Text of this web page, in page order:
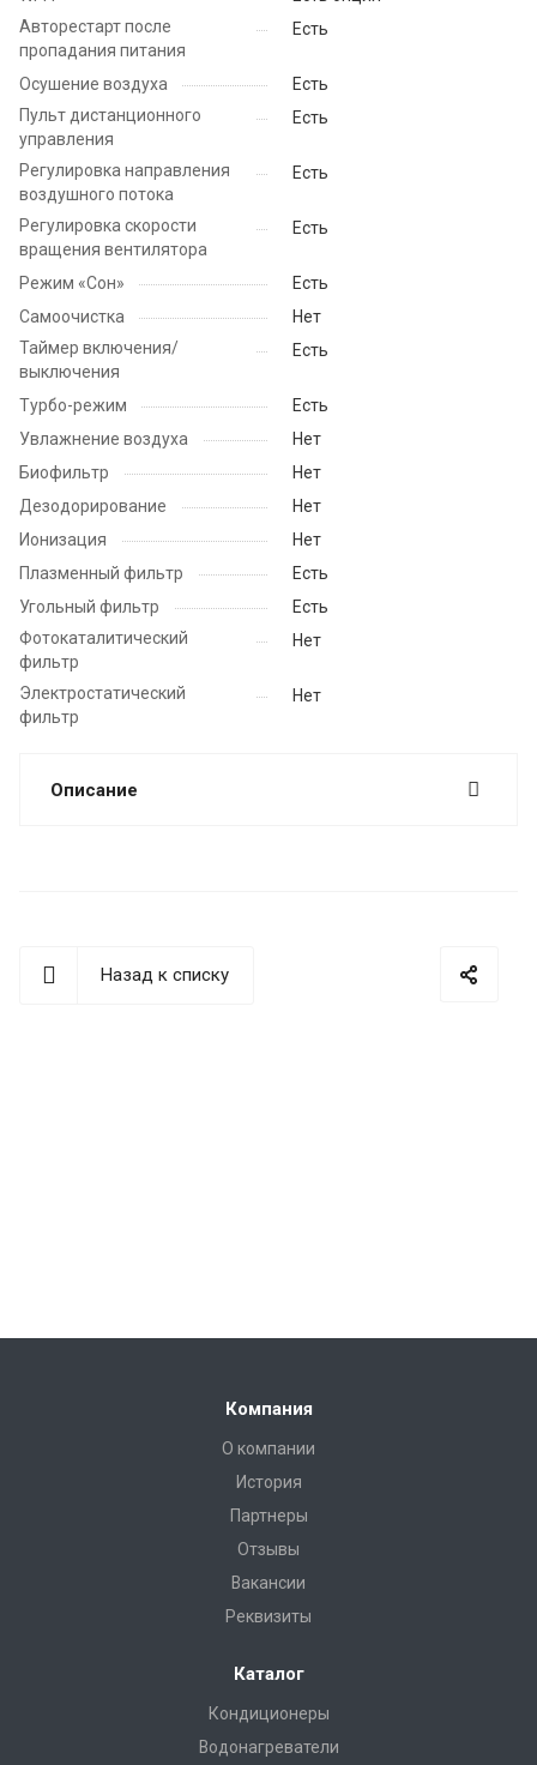
Авторестарт после
пропадания питания
Есть
Осушение воздуха
Есть
Пульт дистанционного
управления
Есть
Регулировка направления
воздушного потока
Есть
Регулировка скорости
вращения вентилятора
Есть
Режим «Сон»
Есть
Самоочистка
Нет
Таймер включения/
выключения
Есть
Турбо-режим
Есть
Увлажнение воздуха
Нет
Биофильтр
Нет
Дезодорирование
Нет
Ионизация
Нет
Плазменный фильтр
Есть
Угольный фильтр
Есть
Фотокаталитический
фильтр
Нет
Электростатический
фильтр
Нет
Описание
Назад к списку
Компания
О компании
История
Партнеры
Отзывы
Вакансии
Реквизиты
Каталог
Кондиционеры
Водонагреватели